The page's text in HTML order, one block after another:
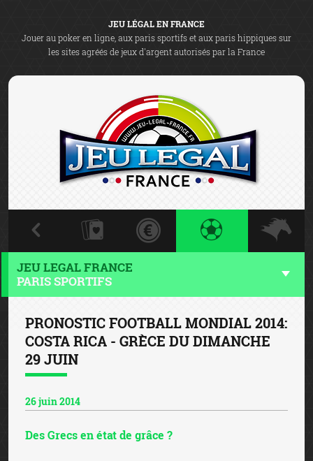
JEU LÉGAL EN FRANCE
Jouer au poker en ligne, aux paris sportifs et aux paris hippiques sur
les sites agréés de jeux d'argent autorisés par la France
JEU LEGAL FRANCE
PARIS SPORTIFS
PRONOSTIC FOOTBALL MONDIAL 2014:
COSTA RICA - GRÈCE DU DIMANCHE
29 JUIN
26 juin 2014
Des Grecs en état de grâce ?